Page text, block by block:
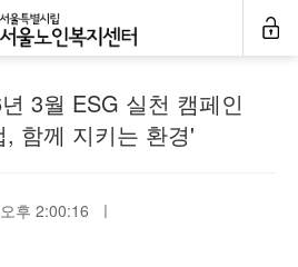
공지사항
3월 ESG 실천 캠페인
, 함께 지키는 환경'
후 2:00:16 ㅣ